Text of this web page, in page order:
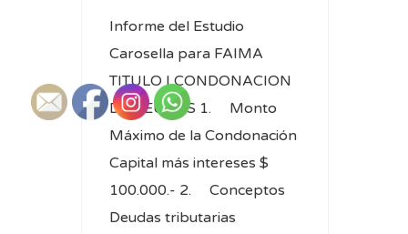
Informe del Estudio
Carosella para FAIMA
TITULO I CONDONACION
DE DEUDAS 1. Monto
Máximo de la Condonación
Capital más intereses $
100.000.- 2. Conceptos
Deudas tributarias